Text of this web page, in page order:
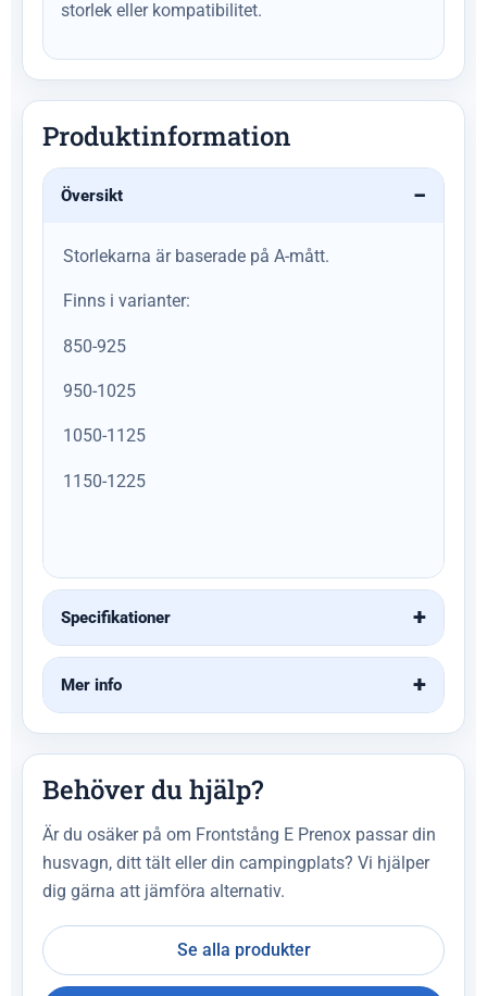
storlek eller kompatibilitet.
Produktinformation
Översikt
Storlekarna är baserade på A-mått.
Finns i varianter:
850-925
950-1025
1050-1125
1150-1225
Specifikationer
Mer info
Behöver du hjälp?
Är du osäker på om Frontstång E Prenox passar din
husvagn, ditt tält eller din campingplats? Vi hjälper
dig gärna att jämföra alternativ.
Se alla produkter